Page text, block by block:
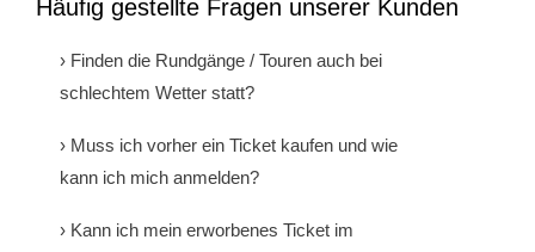
- Inhaberin
- StattReisen Verband
Häufig gestellte Fragen unserer Kunden
› Finden die Rundgänge / Touren auch bei
schlechtem Wetter statt?
Ja! Bekanntermaßen gibt es kein schlechtes Wetter,
nur schlechte Kleidung. Alle Touren werden deshalb
Wetterverhältnissen durchgeführt. Wir empfehlen
› Muss ich vorher ein Ticket kaufen und wie
kann ich mich anmelden?
Wenn nichts anderes explizit erwähnt ist
› Kann ich mein erworbenes Ticket im